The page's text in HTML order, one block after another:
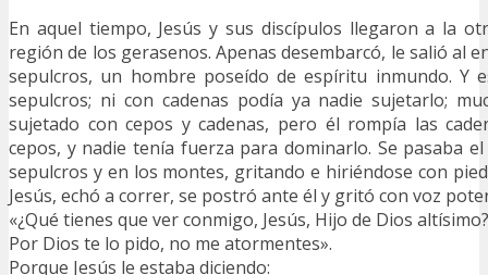
En aquel tiempo, Jesús y sus discípulos llegaron a la
región de los gerasenos. Apenas desembarcó, le salió al
sepulcros, un hombre poseído de espíritu inmundo. Y
sepulcros; ni con cadenas podía ya nadie sujetarlo;
sujetado con cepos y cadenas, pero él rompía las
cepos, y nadie tenía fuerza para dominarlo. Se pasaba
sepulcros y en los montes, gritando e hiriéndose con
Jesús, echó a correr, se postró ante él y gritó con voz
«¿Qué tienes que ver conmigo, Jesús, Hijo de Dios altísimo?
Por Dios te lo pido, no me atormentes».
Porque Jesús le estaba diciendo: